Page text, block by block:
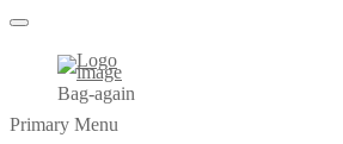
Bag-again
Primary Menu